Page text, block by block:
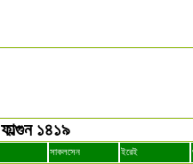
ফাল্গুন ১৪১৯
সাকলসেন ইরেই